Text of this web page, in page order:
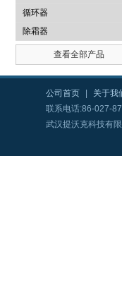
循环器
除霜器
查看全部产品
公司首页 关于我
联系电话:86-027-
武汉提沃克科技有